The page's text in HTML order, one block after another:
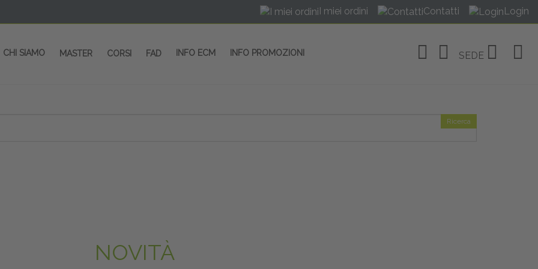
I miei ordini Contatti Login
CHI SIAMO MASTER CORSI FAD INFO ECM INFO PROMOZIONI SEDE
Ricerca
NOVITÀ